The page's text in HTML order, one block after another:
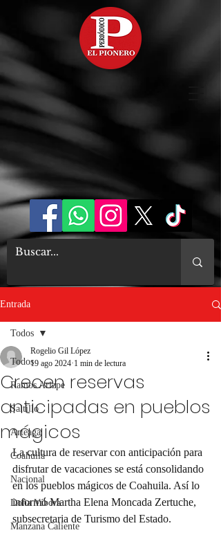
Entrada
Todos
Ramos Arizpe
Saltillo
Arteaga
Coahuila
Nacional
Doña Víbora
Manzana Caliente
Todos
Crecen reservas
anticipadas en pueblos
mágicos
Rogelio Gil López
19 ago 2024 1 min de lectura
La cultura de reservar con anticipación para
disfrutar de vacaciones se está consolidando
en los pueblos mágicos de Coahuila. Así lo
informó Martha Elena Moncada Zertuche,
subsecretaria de Turismo del Estado.